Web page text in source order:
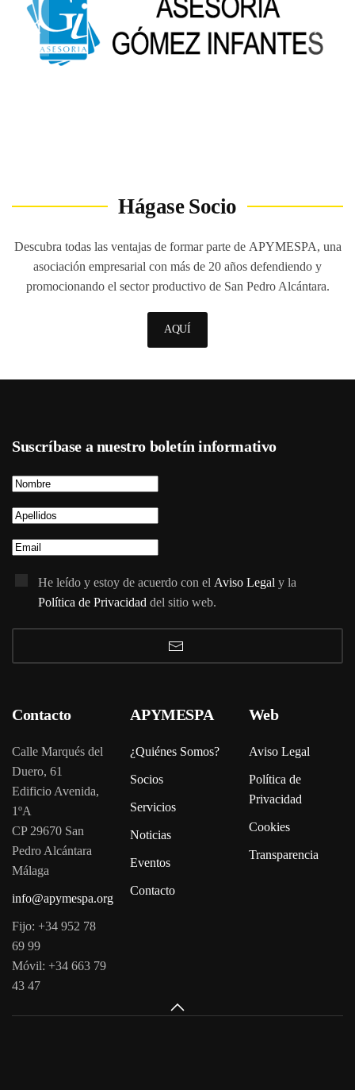
Hágase Socio
Descubra todas las ventajas de formar parte de APYMESPA, una
asociación empresarial con más de 20 años defendiendo y
promocionando el sector productivo de San Pedro Alcántara.
AQUÍ
Suscríbase a nuestro boletín informativo
He leído y estoy de acuerdo con el Aviso Legal y la
Política de Privacidad del sitio web.
Contacto
Calle Marqués del
Duero, 61
Edificio Avenida,
1ºA
CP 29670 San
Pedro Alcántara
Málaga
info@apymespa.org
Fijo: +34 952 78
69 99
Móvil: +34 663 79
43 47
APYMESPA
¿Quiénes Somos?
Socios
Servicios
Noticias
Eventos
Contacto
Web
Aviso Legal
Política de
Privacidad
Cookies
Transparencia